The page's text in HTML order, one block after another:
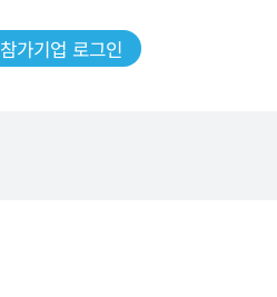
참가기업 로그인